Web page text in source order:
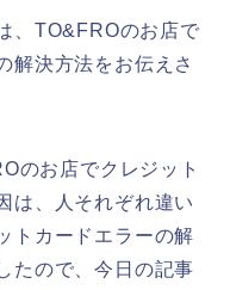
、TO&FROのお店で
解決方法をお伝えさ
のお店でクレジット
は、人それぞれ違い
トカードエラーの解
たので、今日の記事